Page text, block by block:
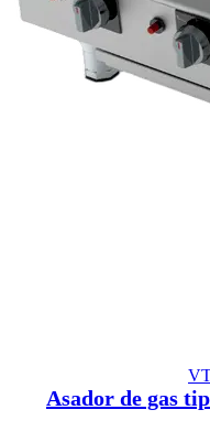
Asador de gas